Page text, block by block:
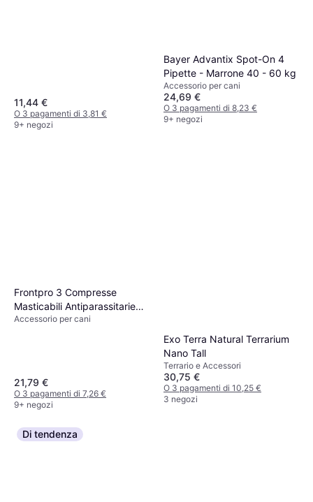
11,44 €
O 3 pagamenti di 3,81 €
9+ negozi
Bayer Advantix Spot-On 4
Pipette - Marrone 40 - 60 kg
Accessorio per cani
24,69 €
O 3 pagamenti di 8,23 €
9+ negozi
Frontpro 3 Compresse
Masticabili Antiparassitarie
Pulci e Zecche 4-10kg
Accessorio per cani
21,79 €
O 3 pagamenti di 7,26 €
9+ negozi
Exo Terra Natural Terrarium
Nano Tall
Terrario e Accessori
30,75 €
O 3 pagamenti di 10,25 €
3 negozi
Di tendenza